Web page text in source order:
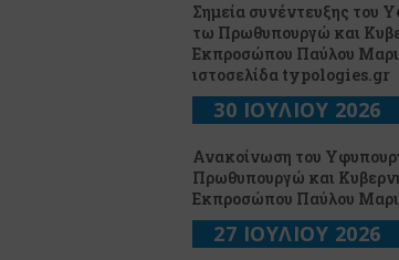
Σημεία συνέντευξης του
τω Πρωθυπουργώ και
Εκπροσώπου Παύλου
ιστοσελίδα typologies.gr
30 ΙΟΥΛΙΟΥ 2026
Ανακοίνωση του
Πρωθυπουργώ και
Εκπροσώπου Παύλου
27 ΙΟΥΛΙΟΥ 2026